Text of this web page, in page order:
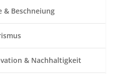
& Beschneiung
& Nachhaltigkeit